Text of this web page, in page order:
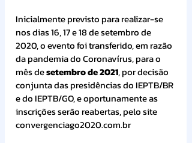
Inicialmente previsto para realizar-se
nos dias 16, 17 e 18 de setembro de
2020, o evento foi transferido, em razão
da pandemia do Coronavírus, para o
mês de setembro de 2021, por decisão
conjunta das presidências do IEPTB/BR
e do IEPTB/GO, e oportunamente as
inscrições serão reabertas, pelo site
convergenciago2020.com.br